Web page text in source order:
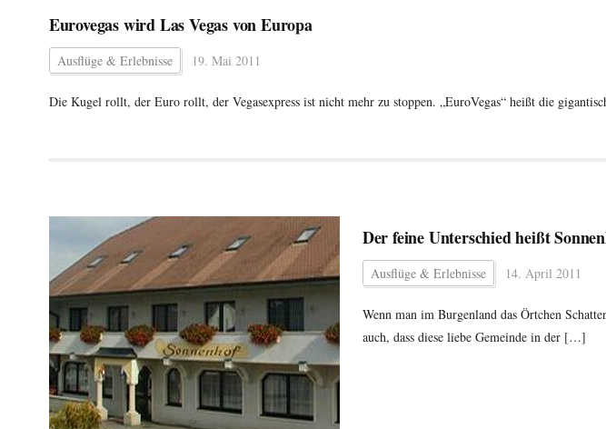
Eurovegas wird Las Vegas von Europa
Ausflüge & Erlebnisse 19. Mai 2011
Die Kugel rollt, der Euro rollt, der Vegasexpress ist nicht mehr zu stoppen. „EuroVegas“ heißt die
Der feine Unterschied heißt
Ausflüge & Erlebnisse 14. April 2011
Wenn man im Burgenland das Örtchen
auch, dass diese liebe Gemeinde in der […]